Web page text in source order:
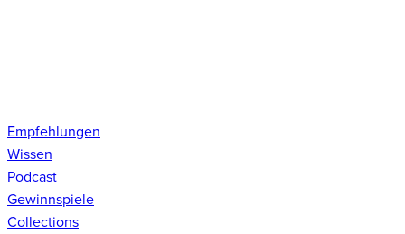
Empfehlungen
Wissen
Podcast
Gewinnspiele
Collections